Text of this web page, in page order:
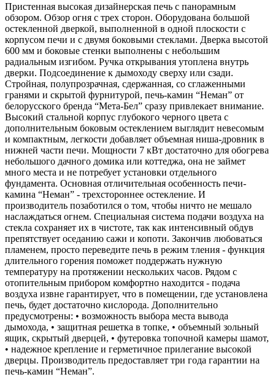
Пристенная высокая дизайнерская печь с панорамным
обзором. Обзор огня с трех сторон. Оборудована большой
остекленной дверкой, выполненной в одной плоскости с
корпусом печи и с двумя боковыми стеклами. Дверка высотой
600 мм и боковые стенки выполнены с небольшим
радиальным изгибом. Ручка открывания утоплена внутрь
дверки. Подсоединение к дымоходу сверху или сзади.
Стройная, полупрозрачная, сдержанная, со сглаженными
гранями и скрытой фурнитурой, печь-камин “Неман” от
белорусского бренда “Мета-Бел” сразу привлекает внимание.
Высокий стальной корпус глубокого черного цвета с
дополнительным боковым остеклением выглядит невесомым
и компактным, легкости добавляет объемная ниша-дровник в
нижней части печи. Мощности 7 кВт достаточно для обогрева
небольшого дачного домика или коттеджа, она не займет
много места и не потребует установки отдельного
фундамента. Основная отличительная особенность печи-
камина “Неман” - трехстороннее остекление. И
производитель позаботился о том, чтобы ничто не мешало
наслаждаться огнем. Специальная система подачи воздуха на
стекла сохраняет их в чистоте, так как интенсивный обдув
препятствует оседанию сажи и копоти. Закончив любоваться
пламенем, просто переведите печь в режим тления - функция
длительного горения поможет поддержать нужную
температуру на протяжении нескольких часов. Рядом с
отопительным прибором комфортно находится - подача
воздуха извне гарантирует, что в помещении, где установлена
печь, будет достаточно кислорода. Дополнительно
предусмотрены: • возможность выбора места вывода
дымохода, • защитная решетка в топке, • объемный зольный
ящик, скрытый дверцей, • футеровка топочной камеры шамот,
• надежное крепление и герметичное прилегание высокой
дверцы. Производитель предоставляет три года гарантии на
печь-камин “Неман”.